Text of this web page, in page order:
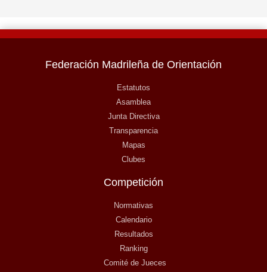
Federación Madrileña de Orientación
Estatutos
Asamblea
Junta Directiva
Transparencia
Mapas
Clubes
Competición
Normativas
Calendario
Resultados
Ranking
Comité de Jueces